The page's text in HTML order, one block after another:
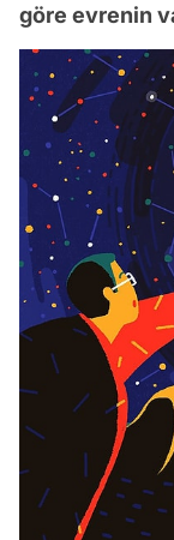
göre evrenin